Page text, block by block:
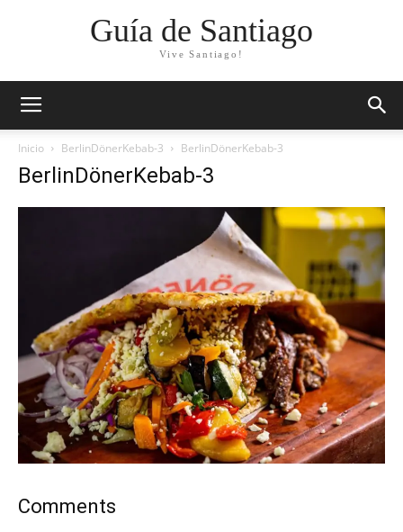
Guía de Santiago
Vive Santiago!
Inicio BerlinDönerKebab-3 BerlinDönerKebab-3
BerlinDönerKebab-3
Comments